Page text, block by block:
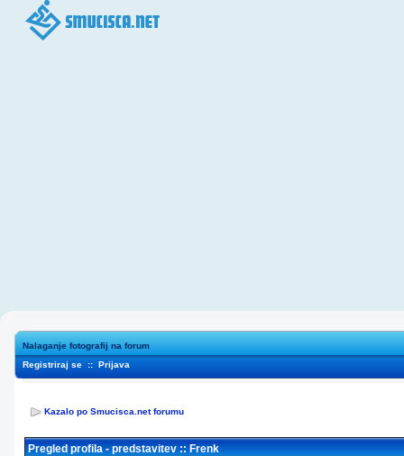
Nalaganje fotografij na forum
Registriraj se :: Prijava
Kazalo po Smucisca.net forumu
Pregled profila - predstavitev :: Frenk